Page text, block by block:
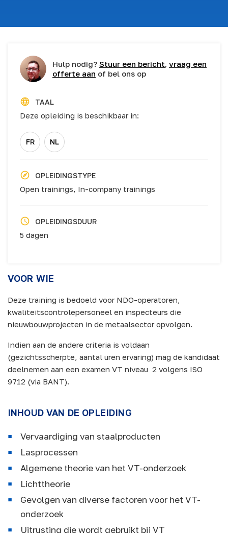
VOOR WIE
Deze training is bedoeld voor NDO-operatoren,
kwaliteitscontrolepersoneel en inspecteurs die
nieuwbouwprojecten in de metaalsector opvolgen.
Indien aan de andere criteria is voldaan
(gezichtsscherpte, aantal uren ervaring) mag de kandidaat
deelnemen aan een examen VT niveau 2 volgens ISO
9712 (via BANT).
INHOUD VAN DE OPLEIDING
Vervaardiging van staalproducten
Lasprocessen
Algemene theorie van het VT-onderzoek
Lichttheorie
Gevolgen van diverse factoren voor het VT-
onderzoek
Uitrusting die wordt gebruikt bij VT
Hulp nodig? Stuur een bericht, vraag een
offerte aan of bel ons op
TAAL
Deze opleiding is beschikbaar in:
FR NL
OPLEIDINGSTYPE
Open trainings, In-company trainings
OPLEIDINGSDUUR
5 dagen